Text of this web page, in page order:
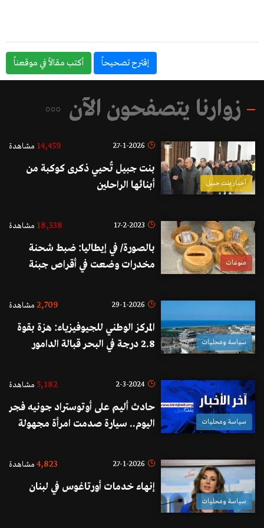
إقترح تصحيحاً أكتب مقالاً في موقعناً
زوارنا يتصفحون الآن
أخبار بنت جبيل
27-1-2026
14,459 مشاهدة
بنت جبيل تُحيي ذكرى كوكبة من
أبنائها الراحلين
منوعات
17-2-2023
18,338 مشاهدة
بالصورة/ في إيطاليا: ضبط شحنة
مخدرات وضعت في أقراص جبنة
سياسة ومحليات
29-1-2026
2,709 مشاهدة
المركز الوطني للجيوفيزياء: هزة بقوة
2.8 درجة في البحر قبالة الدامور
سياسة ومحليات
2-3-2024
5,182 مشاهدة
حادث أليم على أوتوستراد جونيه فجر
اليوم.. سيارة صدمت امرأة مجهولة
سياسة ومحليات
27-1-2026
4,823 مشاهدة
إنهاء خدمات أورتاغوس في لبنان